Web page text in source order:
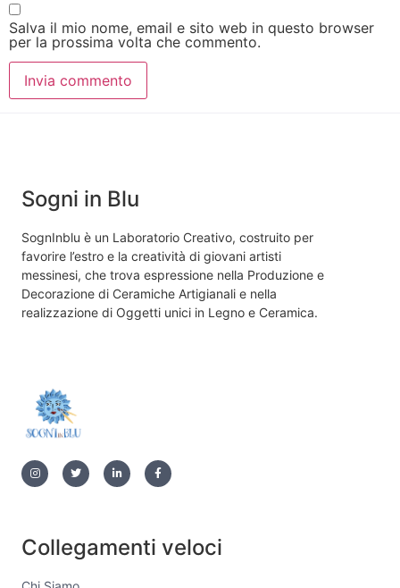
Salva il mio nome, email e sito web in questo browser
per la prossima volta che commento.
Sogni in Blu
SognInblu è un Laboratorio Creativo, costruito per
favorire l’estro e la creatività di giovani artisti
messinesi, che trova espressione nella Produzione e
Decorazione di Ceramiche Artigianali e nella
realizzazione di Oggetti unici in Legno e Ceramica.
Collegamenti veloci